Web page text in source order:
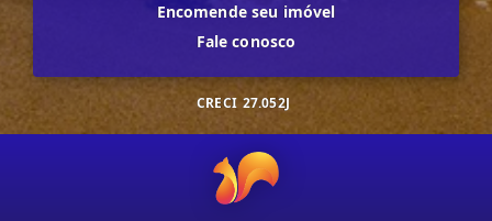
Encomende seu imóvel
Fale conosco
CRECI 27.052J